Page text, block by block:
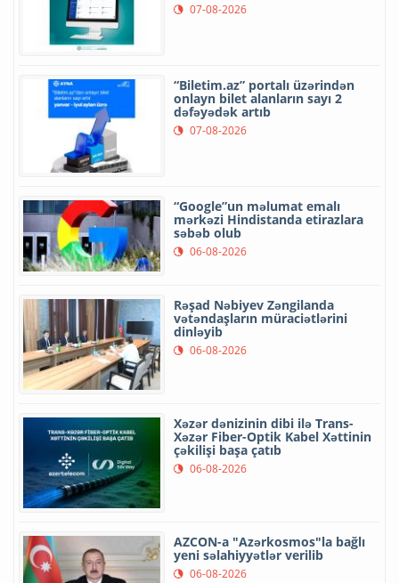
07-08-2026
“Biletim.az” portalı üzərindən
onlayn bilet alanların sayı 2
dəfəyədək artıb
07-08-2026
“Google”un məlumat emalı
mərkəzi Hindistanda etirazlara
səbəb olub
06-08-2026
Rəşad Nəbiyev Zəngilanda
vətəndaşların müraciətlərini
dinləyib
06-08-2026
Xəzər dənizinin dibi ilə Trans-
Xəzər Fiber-Optik Kabel Xəttinin
çəkilişi başa çatıb
06-08-2026
AZCON-a "Azərkosmos"la bağlı
yeni səlahiyyətlər verilib
06-08-2026